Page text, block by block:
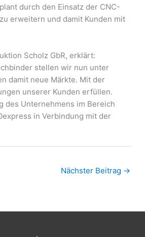
durch den Einsatz der CNC-
erweitern und damit Kunden mit
Scholz GbR, erklärt:
stellen wir nun unter
damit neue Märkte. Mit der
unserer Kunden erfüllen.
des Unternehmens im Bereich
in Verbindung mit der
Nächster Beitrag →